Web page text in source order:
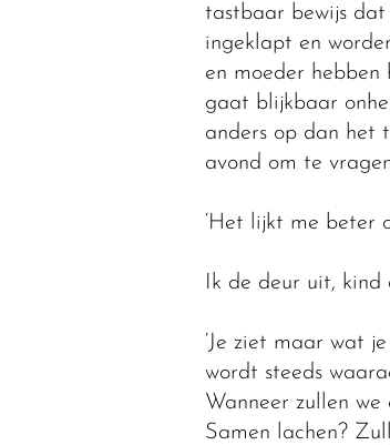
tastbaar bewijs dat
ingeklapt en
en moeder
gaat blijkbaar
anders op dan het
avond om te
‘Het lijkt me beter
Ik de deur uit,
‘Je ziet maar wat
wordt steeds
Wanneer zullen
Samen lachen?